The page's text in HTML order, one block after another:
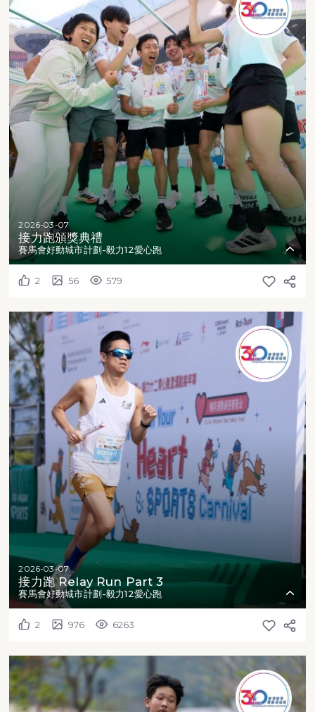
2026-03-07
接力跑頒獎典禮
賽馬會好動城市計劃-毅力12愛心跑
2 56 579
2026-03-07
接力跑 Relay Run Part 3
賽馬會好動城市計劃-毅力12愛心跑
2 976 6263